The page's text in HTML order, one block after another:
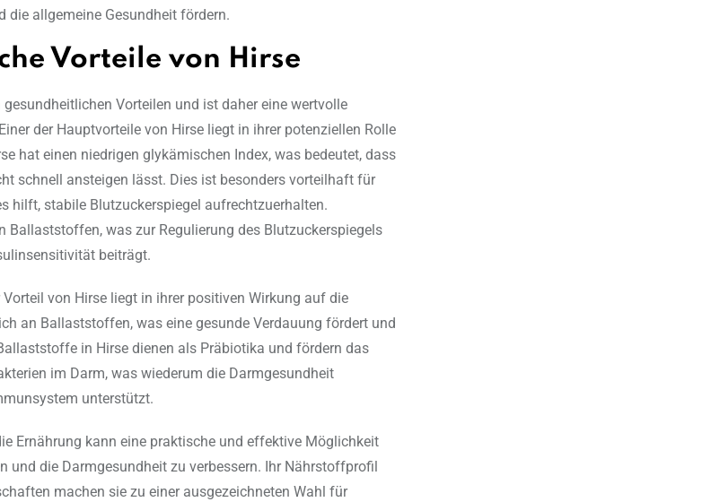
die allgemeine Gesundheit fördern.
Vorteile von Hirse
Vorteilen und ist daher eine wertvolle
der Hauptvorteile von Hirse liegt in ihrer potenziellen Rolle
hat einen niedrigen glykämischen Index, was bedeutet, dass
schnell ansteigen lässt. Dies ist besonders vorteilhaft für
hilft, stabile Blutzuckerspiegel aufrechtzuerhalten.
Ballaststoffen, was zur Regulierung des Blutzuckerspiegels
beiträgt.
von Hirse liegt in ihrer positiven Wirkung auf die
an Ballaststoffen, was eine gesunde Verdauung fördert und
in Hirse dienen als Präbiotika und fördern das
im Darm, was wiederum die Darmgesundheit
unterstützt.
Ernährung kann eine praktische und effektive Möglichkeit
und die Darmgesundheit zu verbessern. Ihr Nährstoffprofil
machen sie zu einer ausgezeichneten Wahl für